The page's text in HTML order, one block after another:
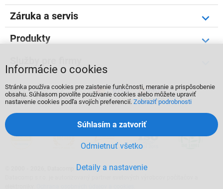
Záruka a servis
Produkty
  
2000 - 2026, Datacomp s.r.o.
Informácie o cookies
Stránka používa cookies pre zaistenie funkčnosti, meranie a prispôsobenie
obsahu. Súhlasom povolíte používanie cookies alebo môžete upraviť
nastavenie cookies podľa svojích preferencií. Zobraziť podrobnosti
Detaily a nastavenie
Odmietnuť všetko
Súhlasím a zatvoriť